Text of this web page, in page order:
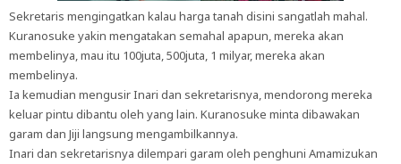
Sekretaris mengingatkan kalau harga tanah disini sangatlah mahal.
Kuranosuke yakin mengatakan semahal apapun, mereka akan
membelinya, mau itu 100juta, 500juta, 1 milyar, mereka akan
membelinya.
Ia kemudian mengusir Inari dan sekretarisnya, mendorong mereka
keluar pintu dibantu oleh yang lain. Kuranosuke minta dibawakan
garam dan Jiji langsung mengambilkannya.
Inari dan sekretarisnya dilempari garam oleh penghuni Amamizukan